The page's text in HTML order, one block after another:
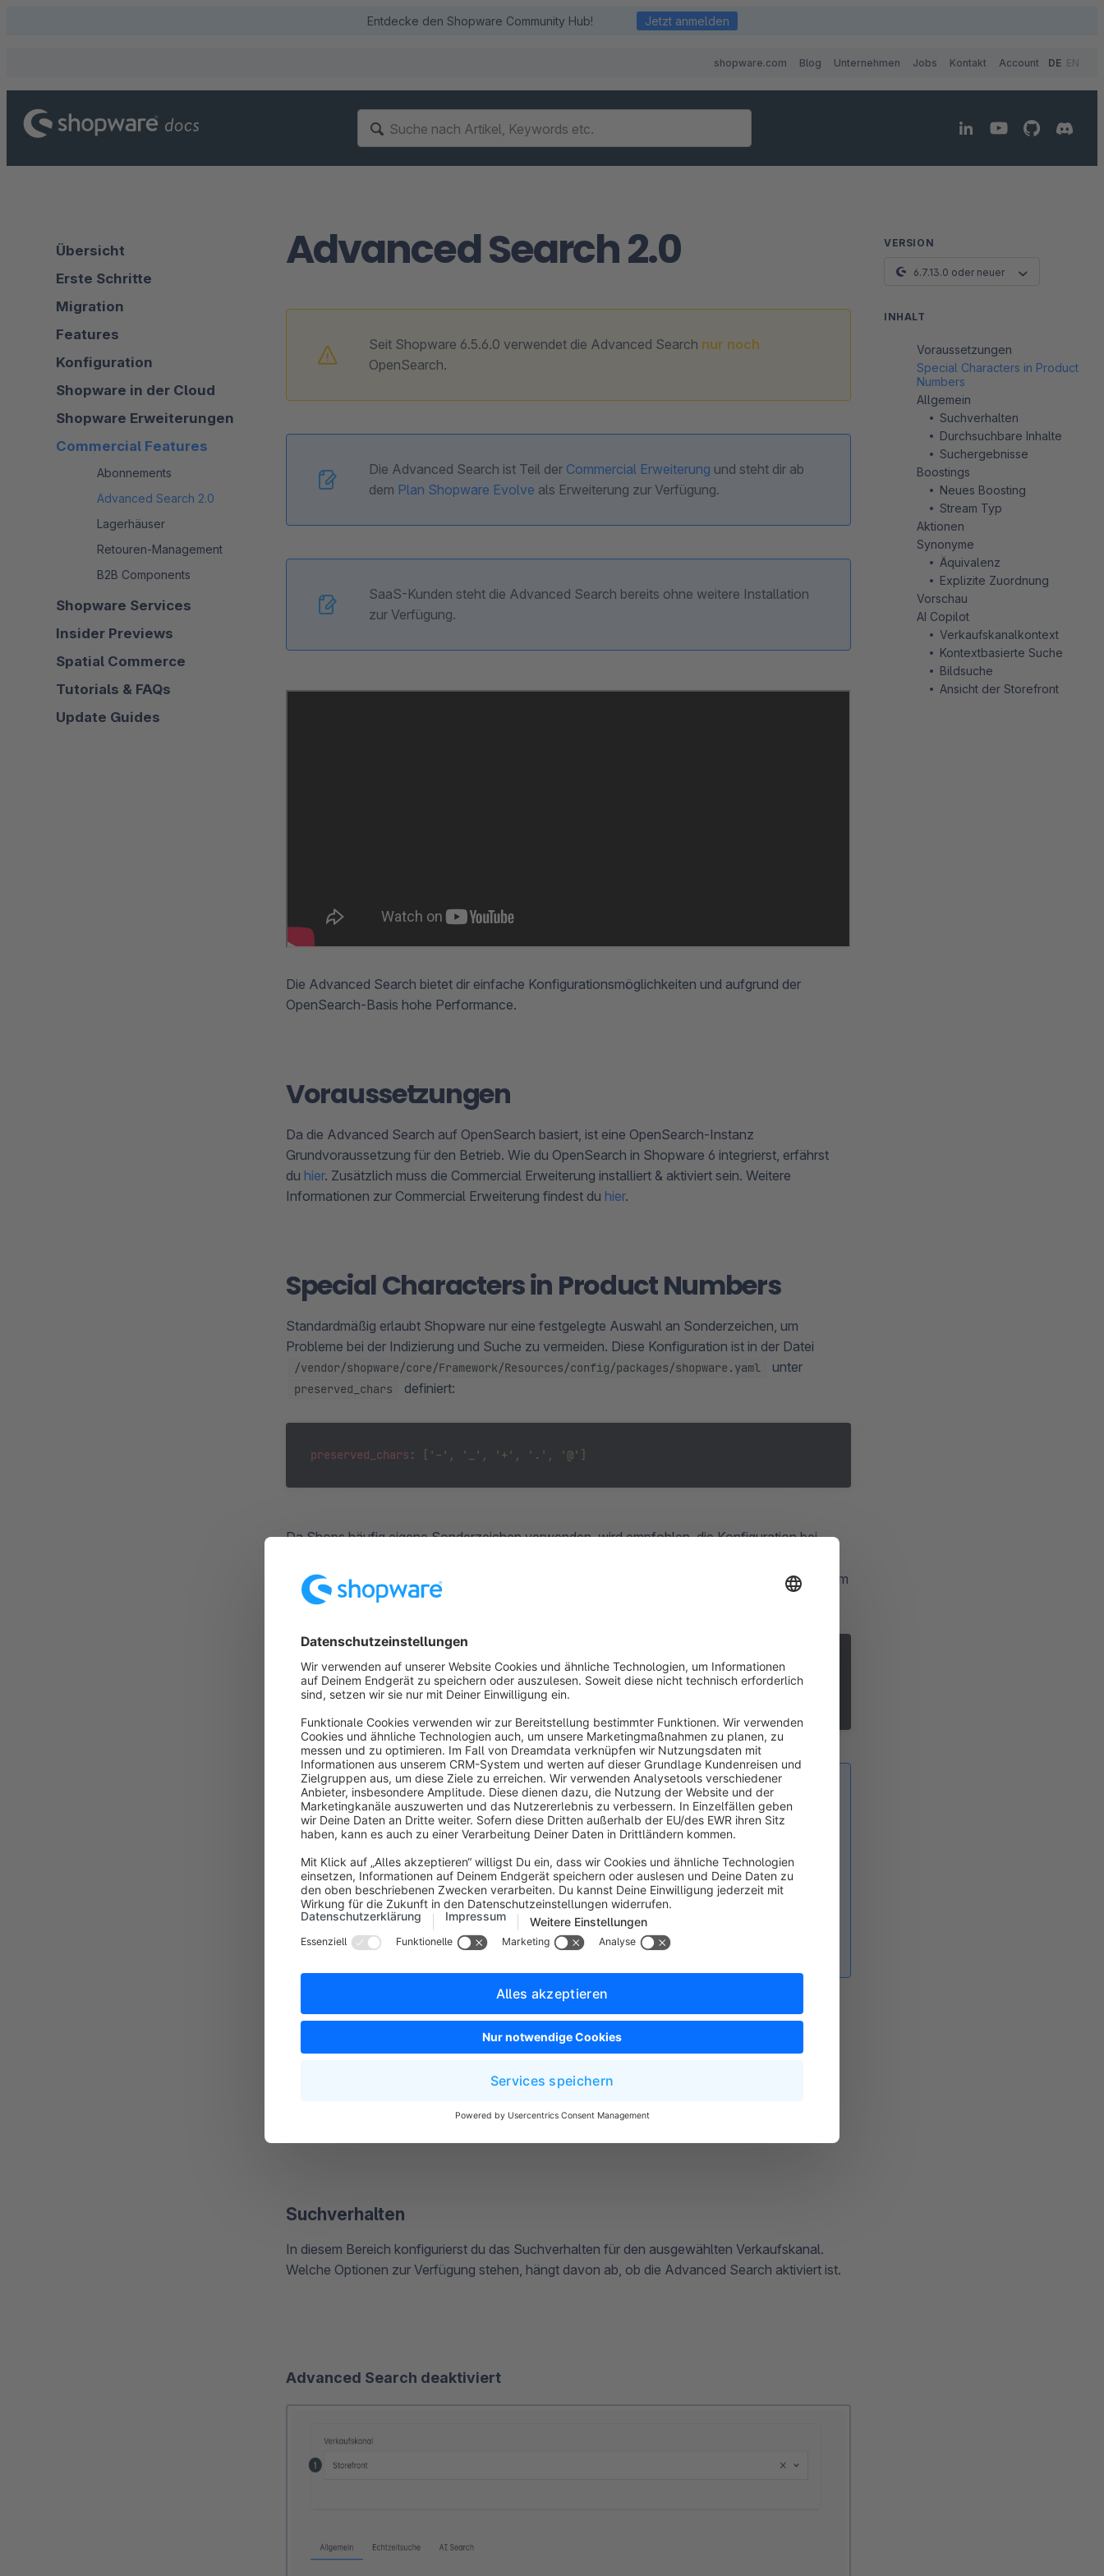
Entdecke den Shopware Community Hub! Jetzt anmelden
shopware.com Blog Unternehmen Jobs Kontakt Account DE EN
Übersicht
Erste Schritte
Migration
Features
Konfiguration
Shopware in der Cloud
Shopware Erweiterungen
Commercial Features
Abonnements
Advanced Search 2.0
Lagerhäuser
Retouren-Management
B2B Components
Shopware Services
Insider Previews
Spatial Commerce
Tutorials & FAQs
Update Guides
Advanced Search 2.0
Seit Shopware 6.5.6.0 verwendet die Advanced Search nur noch
OpenSearch.
Die Advanced Search ist Teil der Commercial Erweiterung und steht dir ab
dem Plan Shopware Evolve als Erweiterung zur Verfügung.
SaaS-Kunden steht die Advanced Search bereits ohne weitere Installation
zur Verfügung.
Die Advanced Search bietet dir einfache Konfigurationsmöglichkeiten und aufgrund der
OpenSearch-Basis hohe Performance.
Voraussetzungen
Da die Advanced Search auf OpenSearch basiert, ist eine OpenSearch-Instanz
Grundvoraussetzung für den Betrieb. Wie du OpenSearch in Shopware 6 integrierst, erfährst
du hier. Zusätzlich muss die Commercial Erweiterung installiert & aktiviert sein. Weitere
Informationen zur Commercial Erweiterung findest du hier.
Special Characters in Product Numbers
Standardmäßig erlaubt Shopware nur eine festgelegte Auswahl an Sonderzeichen, um
Probleme bei der Indizierung und Suche zu vermeiden. Diese Konfiguration ist in der Datei
/vendor/shopware/core/Framework/Resources/config/packages/shopware.yaml unter
preserved_chars definiert:
preserved_chars : [ '-' , '_' , '+' , '.' , '@' ]
Da Shops häufig eigene Sonderzeichen verwenden, wird empfohlen, die Konfiguration bei
überschreibe die Einstellung
, um die benötigten Zeichen hinzuzufügen, zum
Beispiel:
shopware:
search :
preserved_chars: ['-', '_', '+', '.'
In allen neuen Shopware-Projekten befindet sich unterconfig/packages/
nur noch einelock.yaml -Datei. Dies kann auch der Fall sein, wenn du ein
Update durchgeführt hast und die .yaml-Dateien unterconfig/packages/
zuvor zum Standardumfang gehörten.
Wenn das bei deiner Installation der Fall ist, musst du eine neue
shopware.yaml-Datei erstellen und die entsprechenden Anpassungen dort
einfügen!
Die Einstellungsmöglichkeiten zur Advanced Search findest du im Admin unter
Suchverhalten
In diesem Bereich konfigurierst du das Suchverhalten für den ausgewählten Verkaufskanal.
Welche Optionen zur Verfügung stehen, hängt davon ab, ob die Advanced Search aktiviert ist.
Advanced Search deaktiviert
VERSION
6.7.13.0 oder neuer
INHALT
Voraussetzungen
Special Characters in Product
Numbers
Allgemein
Suchverhalten
Durchsuchbare Inhalte
Suchergebnisse
Boostings
Neues Boosting
Stream Typ
Aktionen
Synonyme
Äquivalenz
Explizite Zuordnung
Vorschau
AI Copilot
Verkaufskanalkontext
Kontextbasierte Suche
Bildsuche
Ansicht der Storefront